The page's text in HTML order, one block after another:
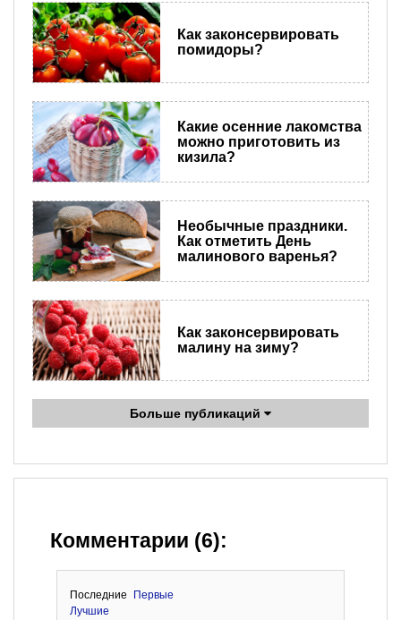
Как законсервировать
помидоры?
Какие осенние лакомства
можно приготовить из
кизила?
Необычные праздники.
Как отметить День
малинового варенья?
Как законсервировать
малину на зиму?
Больше публикаций
Комментарии (6):
Последние
Первые
Лучшие